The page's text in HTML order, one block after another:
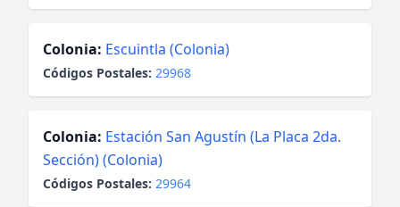
Colonia: Escuintla (Colonia)
Códigos Postales: 29968
Colonia: Estación San Agustín (La Placa 2da.
Sección) (Colonia)
Códigos Postales: 29964